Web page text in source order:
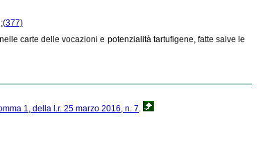
(377)
carte delle vocazioni e potenzialità tartufigene, fatte salve le
1, della l.r. 25 marzo 2016, n. 7.